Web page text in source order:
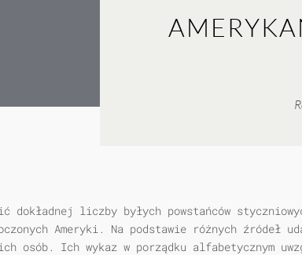
dokładnej liczby byłych powstańców
Ameryki. Na podstawie różnych źródeł
Ich wykaz w porządku alfabetycznym